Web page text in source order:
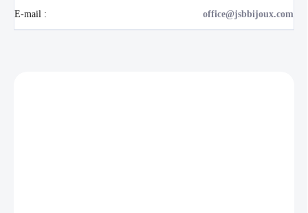
E-mail : office@jsbbijoux.com